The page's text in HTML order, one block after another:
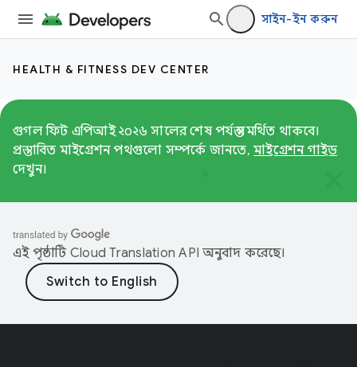
সাইন-ইন করুন
HEALTH & FITNESS DEV CENTER
গুগল ফিট এপিআই ২০২৬ সালের শেষ পর্যন্ত সমর্থিত থাকবে।
প্রস্তাবিত মাইগ্রেশন পথগুলো সম্পর্কে জানতে, মাইগ্রেশন গাইড
দেখুন।
এই পৃষ্ঠাটি Cloud Translation API অনুবাদ করেছে।